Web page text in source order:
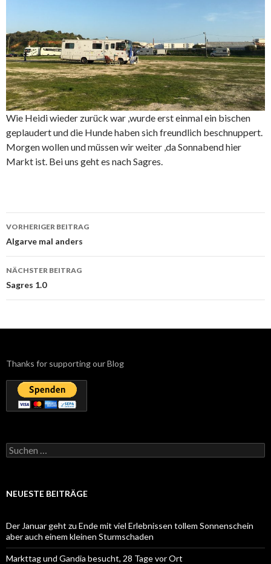
Wie Heidi wieder zurück war ,wurde erst einmal ein bischen
geplaudert und die Hunde haben sich freundlich beschnuppert.
Morgen wollen und müssen wir weiter ,da Sonnabend hier
Markt ist. Bei uns geht es nach Sagres.
Beitrags-
Navigation
VORHERIGER BEITRAG
Algarve mal anders
NÄCHSTER BEITRAG
Sagres 1.0
Thanks for supporting our Blog
Suchen
nach:
NEUESTE BEITRÄGE
Der Januar geht zu Ende mit viel Erlebnissen tollem Sonnenschein
aber auch einem kleinen Sturmschaden
Markttag und Gandia besucht, 28 Tage vor Ort